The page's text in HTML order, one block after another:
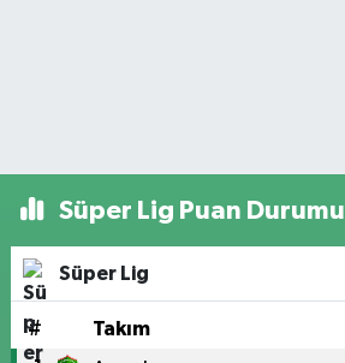
Süper Lig Puan Durumu
Süper Lig
# Takım